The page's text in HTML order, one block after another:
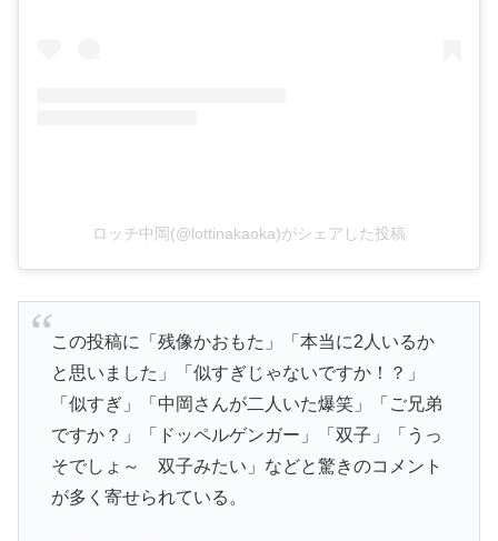
ロッチ中岡(@lottinakaoka)がシェアした投稿
この投稿に「残像かおもた」「本当に2人いるか
と思いました」「似すぎじゃないですか！？」
「似すぎ」「中岡さんが二人いた爆笑」「ご兄弟
ですか？」「ドッペルゲンガー」「双子」「うっ
そでしょ～ 双子みたい」などと驚きのコメント
が多く寄せられている。